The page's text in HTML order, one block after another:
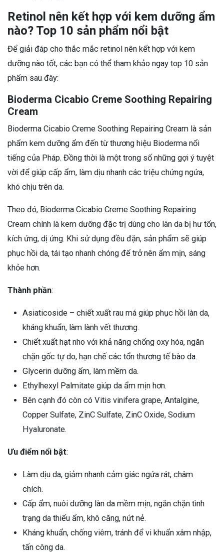
Retinol nên kết hợp với kem dưỡng ẩm
nào? Top 10 sản phẩm nổi bật
Để giải đáp cho thắc mắc retinol nên kết hợp với kem
dưỡng nào tốt, các bạn có thể tham khảo ngay top 10 sản
phẩm sau đây:
Bioderma Cicabio Creme Soothing Repairing
Cream
Bioderma Cicabio Creme Soothing Repairing Cream là sản
phẩm kem dưỡng ẩm đến từ thương hiệu Bioderma nổi
tiếng của Pháp. Đồng thời là một trong số những gợi ý tuyệt
vời để giúp cấp ẩm, làm dịu nhanh các triệu chứng ngứa,
khó chịu trên da.
Theo đó, Bioderma Cicabio Creme Soothing Repairing
Cream chính là kem dưỡng đặc trị dùng cho làn da bị hư tổn,
kích ứng, dị ứng. Khi sử dụng đều đặn, sản phẩm sẽ giúp
phục hồi da, tái tạo nhanh chóng để trở nên ẩm mịn, sáng
khỏe hơn.
Thành phần:
Asiaticoside – chiết xuất rau má giúp phục hồi làn da,
kháng khuẩn, làm lành vết thương.
Chiết xuất hạt nho với khả năng chống oxy hóa, ngăn
chặn gốc tự do, hạn chế các tổn thương tế bào da.
Glycerin dưỡng ẩm, làm mềm da.
Ethylhexyl Palmitate giúp da ẩm mịn hơn.
Bên cạnh đó còn có Vitis vinifera grape, Antalgine,
Copper Sulfate, ZinC Sulfate, ZinC Oxide, Sodium
Hyaluronate.
Ưu điểm nổi bật:
Làm dịu da, giảm nhanh cảm giác ngứa rát, châm
chích.
Cấp ẩm, nuôi dưỡng làn da mềm mịn, ngăn chặn tình
trạng da thiếu ẩm, khô căng, nứt nẻ.
Kháng khuẩn, chống viêm, tránh để vi khuẩn xâm nhập,
tấn công da.